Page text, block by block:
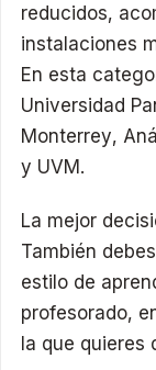
reducidos,
instalaciones
En esta
Universidad
Monterrey,
y UVM.
La mejor
También
estilo de
profesorado,
la que quieres